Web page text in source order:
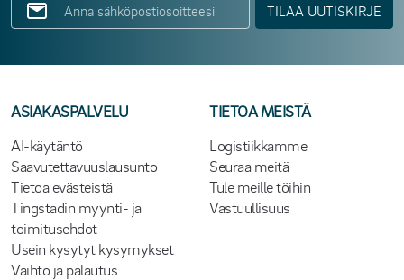
TILAA UUTISKIRJE
ASIAKASPALVELU
AI-käytäntö
Saavutettavuuslausunto
Tietoa evästeistä
Tingstadin myynti- ja
toimitusehdot
Usein kysytyt kysymykset
Vaihto ja palautus
TIETOA MEISTÄ
Logistiikkamme
Seuraa meitä
Tule meille töihin
Vastuullisuus